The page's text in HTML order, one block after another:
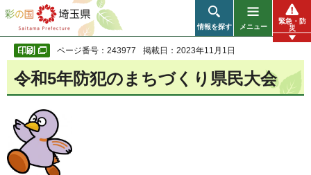
彩の国 埼玉県
情報を探す メニュー
緊急・防
災
ページ番号：243977 掲載日：2023年11月1日
令和5年防犯のまちづくり県民大会